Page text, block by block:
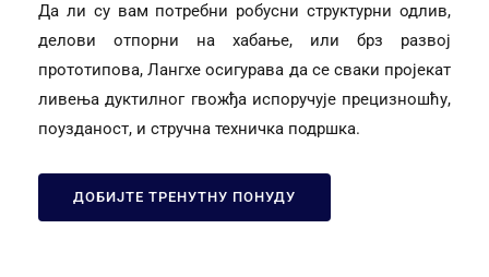
Да ли су вам потребни робусни структурни одлив,
делови отпорни на хабање, или брз развој
прототипова, Лангхе осигурава да се сваки пројекат
ливења дуктилног гвожђа испоручује прецизношћу,
поузданост, и стручна техничка подршка.
ДОБИЈТЕ ТРЕНУТНУ ПОНУДУ